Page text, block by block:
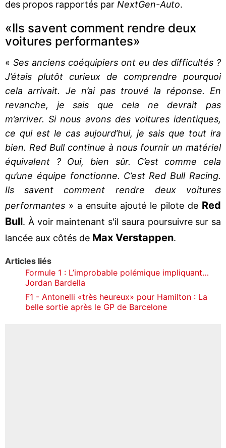
des propos rapportés par NextGen-Auto.
«Ils savent comment rendre deux
voitures performantes»
« Ses anciens coéquipiers ont eu des difficultés ?
J’étais plutôt curieux de comprendre pourquoi
cela arrivait. Je n’ai pas trouvé la réponse. En
revanche, je sais que cela ne devrait pas
m’arriver. Si nous avons des voitures identiques,
ce qui est le cas aujourd’hui, je sais que tout ira
bien. Red Bull continue à nous fournir un matériel
équivalent ? Oui, bien sûr. C’est comme cela
qu’une équipe fonctionne. C’est Red Bull Racing.
Ils savent comment rendre deux voitures
performantes » a ensuite ajouté le pilote de Red
Bull. À voir maintenant s'il saura poursuivre sur sa
lancée aux côtés de Max Verstappen.
Articles liés
Formule 1 : L’improbable polémique impliquant…
Jordan Bardella
F1 - Antonelli «très heureux» pour Hamilton : La
belle sortie après le GP de Barcelone